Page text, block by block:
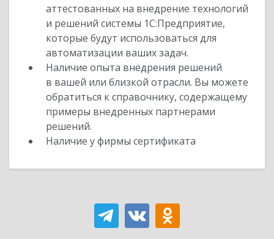
аттестованных на внедрение технологий
и решений системы 1С:Предприятие,
которые будут использоваться для
автоматизации ваших задач.
Наличие опыта внедрения решений
в вашей или близкой отрасли. Вы можете
обратиться к справочнику, содержащему
примеры внедренных партнерами
решений.
Наличие у фирмы сертификата